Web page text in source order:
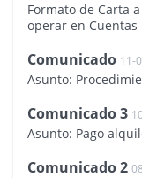
Formato de Carta
operar en Cuentas
Comunicado 11-
Asunto:
Comunicado 3
Asunto: Pago
Comunicado 2